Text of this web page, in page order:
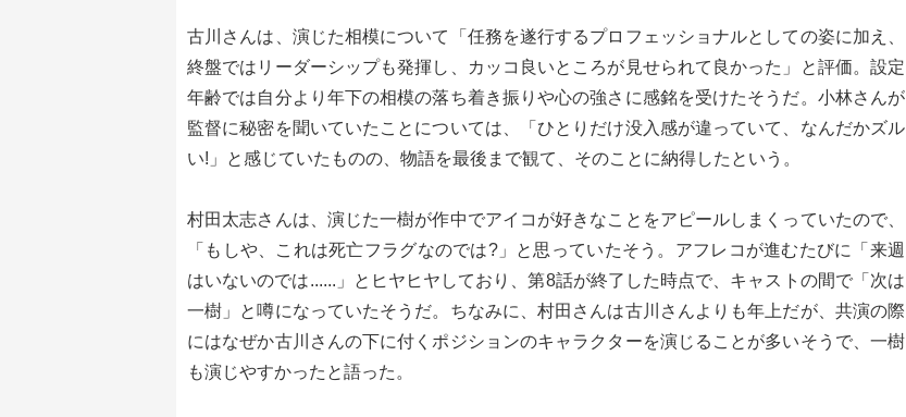
古川さんは、演じた相模について「任務を遂行するプロフェッショナルとしての姿に加え、
終盤ではリーダーシップも発揮し、カッコ良いところが見せられて良かった」と評価。設定
年齢では自分より年下の相模の落ち着き振りや心の強さに感銘を受けたそうだ。小林さんが
監督に秘密を聞いていたことについては、「ひとりだけ没入感が違っていて、なんだかズル
い!」と感じていたものの、物語を最後まで観て、そのことに納得したという。
村田太志さんは、演じた一樹が作中でアイコが好きなことをアピールしまくっていたので、
「もしや、これは死亡フラグなのでは?」と思っていたそう。アフレコが進むたびに「来週
はいないのでは......」とヒヤヒヤしており、第8話が終了した時点で、キャストの間で「次は
一樹」と噂になっていたそうだ。ちなみに、村田さんは古川さんよりも年上だが、共演の際
にはなぜか古川さんの下に付くポジションのキャラクターを演じることが多いそうで、一樹
も演じやすかったと語った。